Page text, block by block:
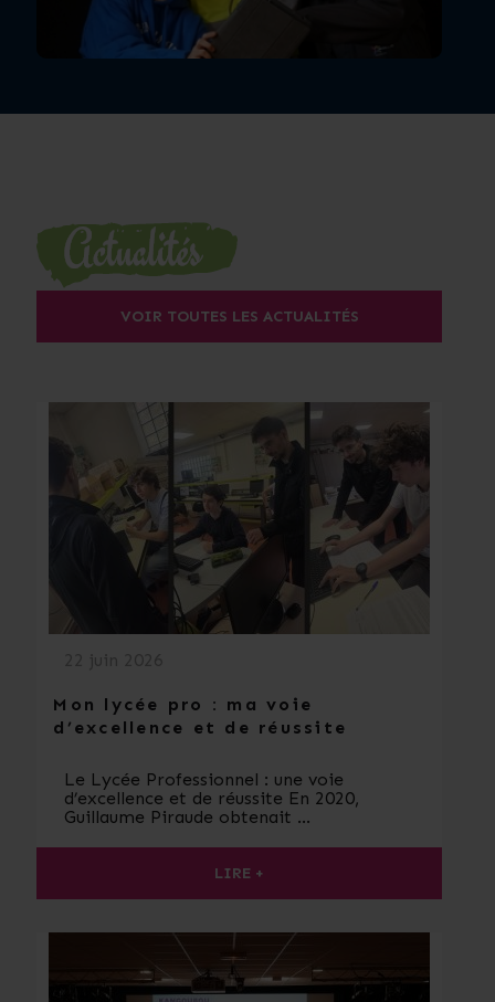
VOIR TOUTES LES ACTUALITÉS
Mon lycée pro : ma voie
d’excellence et de réussite
Le Lycée Professionnel : une voie
d’excellence et de réussite En 2020,
Guillaume Piraude obtenait …
LIRE +